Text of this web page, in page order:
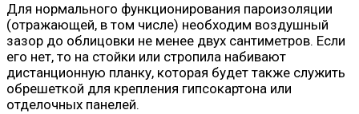
Для нормального функционирования пароизоляции
(отражающей, в том числе) необходим воздушный
зазор до облицовки не менее двух сантиметров. Если
его нет, то на стойки или стропила набивают
дистанционную планку, которая будет также служить
обрешеткой для крепления гипсокартона или
отделочных панелей.